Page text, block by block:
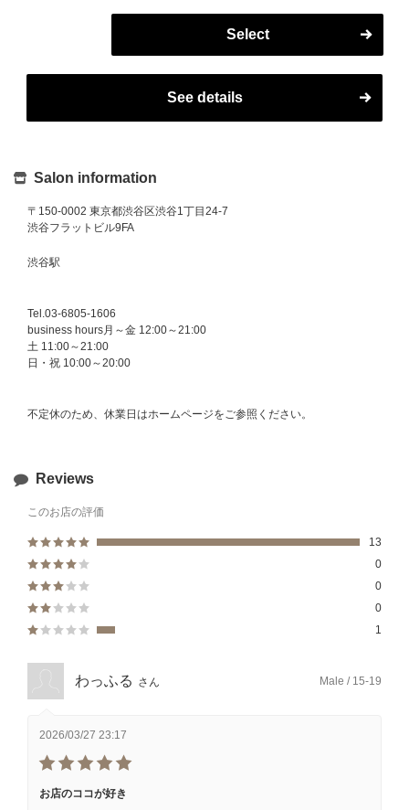
ニュアンスパーマ ニュアンスストレート ツイスト
パーマ カルマパーマ 縮毛矯正
Select
See details
Salon information
〒150-0002 東京都渋谷区渋谷1丁目24-7
渋谷フラットビル9FA
渋谷駅
Tel.03-6805-1606
business hours月～金 12:00～21:00
土 11:00～21:00
日・祝 10:00～20:00
不定休のため、休業日はホームページをご参照ください。
Reviews
このお店の評価
13
0
0
0
1
わっふる さん Male / 15-19
2026/03/27 23:17
お店のココが好き